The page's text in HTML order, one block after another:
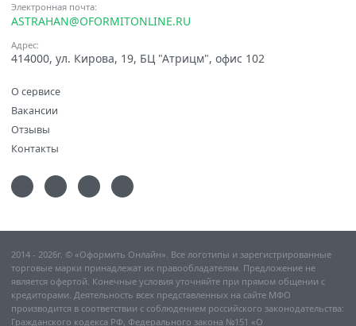
Электронная почта:
ASTRAHAN@OFORMITONLINE.RU
Адрес:
414000, ул. Кирова, 19, БЦ "Атрицм", офис 102
О сервисе
Вакансии
Отзывы
Контакты
2014 - 2026г. © «Оформить Онлайн». Все логотипы и зарегистрированные
торговые марки принадлежат их правообладателям. Предложение не
является офертой. Конечные условия уточняйте при прямом общении с
кредиторами. Деятельность всех представленных на сайте МФО
производится в соответствии с соблюдением российского законодательства:
Гражданского кодекса РФ, Федерального закона №151 «О